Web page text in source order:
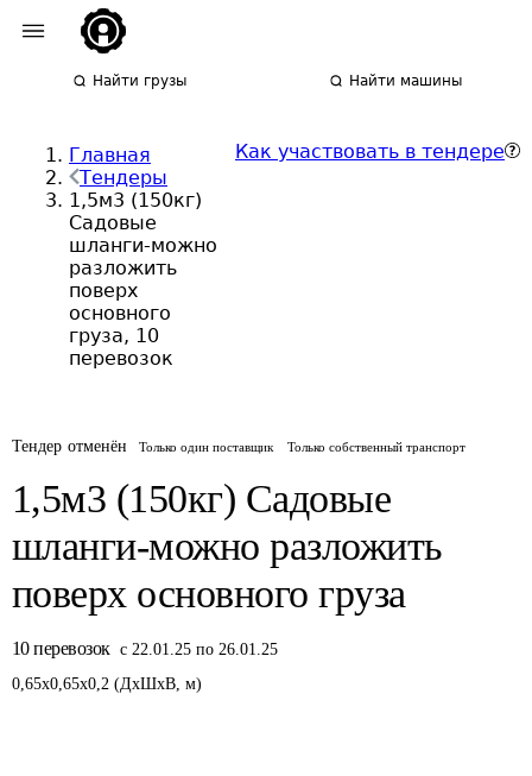
Найти грузы Найти машины
Главная
Тендеры
1,5м3 (150кг)
Садовые
шланги-можно
разложить
поверх
основного
груза, 10
перевозок
Как участвовать в тендере
Тендер отменён Только один поставщик Только собственный транспорт
1,5м3 (150кг) Садовые
шланги-можно разложить
поверх основного груза
10 перевозок с 22.01.25 по 26.01.25
0,65x0,65x0,2 (ДxШxВ, м)